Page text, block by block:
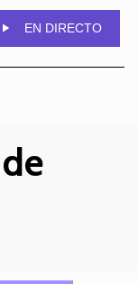
EN DIRECTO